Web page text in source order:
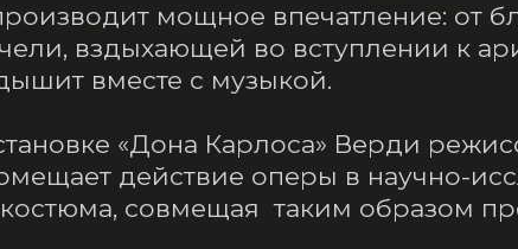
мощное впечатление: от
вздыхающей во вступлении к
вместе с музыкой.
«Дона Карлоса» Верди
действие оперы в научно-
костюма, совмещая  таким образом